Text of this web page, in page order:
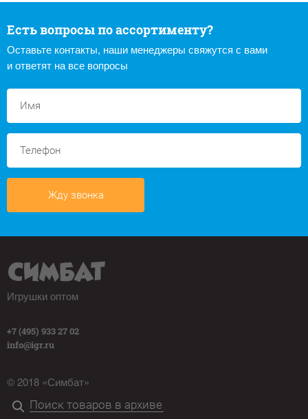
Есть вопросы по ассортименту?
Оставьте контакты, наши менеджеры свяжутся с вами
и ответят на все вопросы
Жду звонка
Игрушки оптом
+7 (495) 933 27 02
info@igr.ru
© 2018 «Симбат»